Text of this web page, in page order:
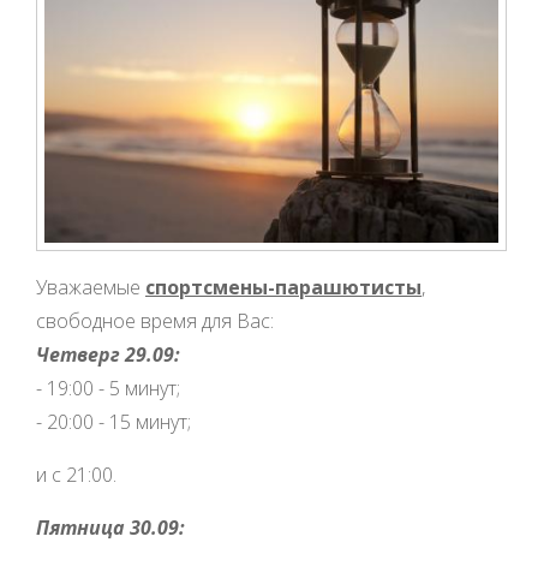
Уважаемые спортсмены-парашютисты,
свободное время для Вас:
Четверг 29.09:
- 19:00 - 5 минут;
- 20:00 - 15 минут;
и с 21:00.
Пятница 30.09: